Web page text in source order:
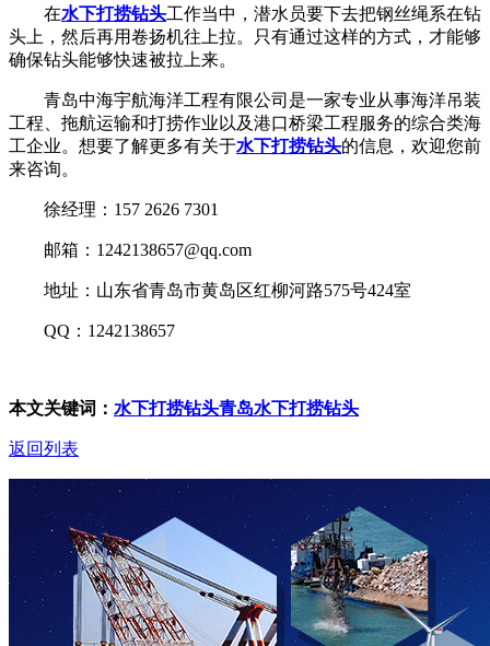
在水下打捞钻头工作当中，潜水员要下去把钢丝绳系在钻
头上，然后再用卷扬机往上拉。只有通过这样的方式，才能够
确保钻头能够快速被拉上来。
青岛中海宇航海洋工程有限公司是一家专业从事海洋吊装
工程、拖航运输和打捞作业以及港口桥梁工程服务的综合类海
工企业。想要了解更多有关于水下打捞钻头的信息，欢迎您前
来咨询。
徐经理：157 2626 7301
邮箱：1242138657@qq.com
地址：山东省青岛市黄岛区红柳河路575号424室
QQ：1242138657
本文关键词： 水下打捞钻头青岛水下打捞钻头
返回列表